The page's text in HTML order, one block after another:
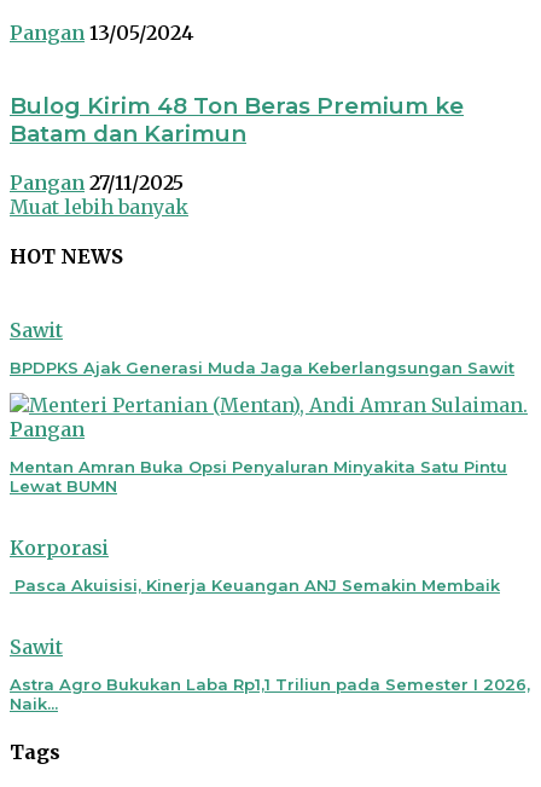
Pangan 13/05/2024
Bulog Kirim 48 Ton Beras Premium ke
Batam dan Karimun
Pangan 27/11/2025
Muat lebih banyak
HOT NEWS
Sawit
BPDPKS Ajak Generasi Muda Jaga Keberlangsungan Sawit
Pangan
Mentan Amran Buka Opsi Penyaluran Minyakita Satu Pintu
Lewat BUMN
Korporasi
Pasca Akuisisi, Kinerja Keuangan ANJ Semakin Membaik
Sawit
Astra Agro Bukukan Laba Rp1,1 Triliun pada Semester I 2026,
Naik...
Tags